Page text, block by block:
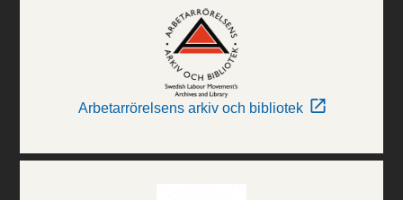
Arbetarrörelsens arkiv och bibliotek